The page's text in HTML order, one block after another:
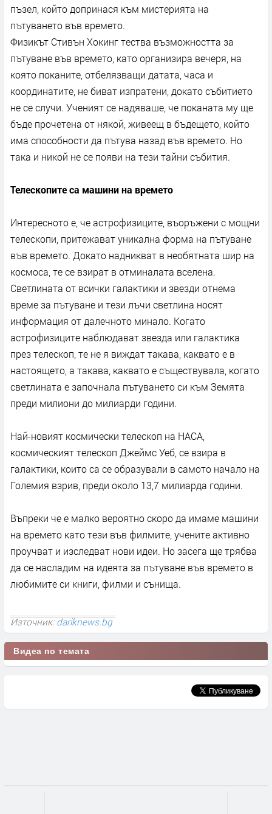
пъзел, който допринася към мистерията на
пътуването във времето.
Физикът Стивън Хокинг тества възможността за
пътуване във времето, като организира вечеря, на
която поканите, отбелязващи датата, часа и
координатите, не биват изпратени, докато събитието
не се случи. Ученият се надяваше, че поканата му ще
бъде прочетена от някой, живеещ в бъдещето, който
има способности да пътува назад във времето. Но
така и никой не се появи на тези тайни събития.
Телескопите са машини на времето
Интересното е, че астрофизиците, въоръжени с мощни
телескопи, притежават уникална форма на пътуване
във времето. Докато надникват в необятната шир на
космоса, те се взират в отминалата вселена.
Светлината от всички галактики и звезди отнема
време за пътуване и тези лъчи светлина носят
информация от далечното минало. Когато
астрофизиците наблюдават звезда или галактика
през телескоп, те не я виждат такава, каквато е в
настоящето, а такава, каквато е съществувала, когато
светлината е започнала пътуването си към Земята
преди милиони до милиарди години.
Най-новият космически телескоп на НАСА,
космическият телескоп Джеймс Уеб, се взира в
галактики, които са се образували в самото начало на
Големия взрив, преди около 13,7 милиарда години.
Въпреки че е малко вероятно скоро да имаме машини
на времето като тези във филмите, учените активно
проучват и изследват нови идеи. Но засега ще трябва
да се насладим на идеята за пътуване във времето в
любимите си книги, филми и сънища.
Източник:dariknews.bg
Видеа по темата